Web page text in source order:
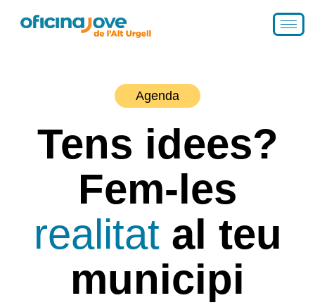
Agenda
Tens idees?
Fem-les
realitatal teu
municipi